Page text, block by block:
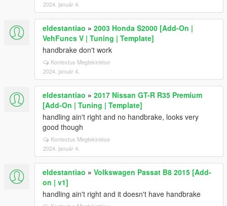
2024. január 4.
eldestantiao » 2003 Honda S2000 [Add-On |
VehFuncs V | Tuning | Template]
handbrake don't work
Kontextus Megtekintése
2024. január 4.
eldestantiao » 2017 Nissan GT-R R35 Premium
[Add-On | Tuning | Template]
handling ain't right and no handbrake, looks very
good though
Kontextus Megtekintése
2024. január 4.
eldestantiao » Volkswagen Passat B8 2015 [Add-
on | v1]
handling ain't right and it doesn't have handbrake